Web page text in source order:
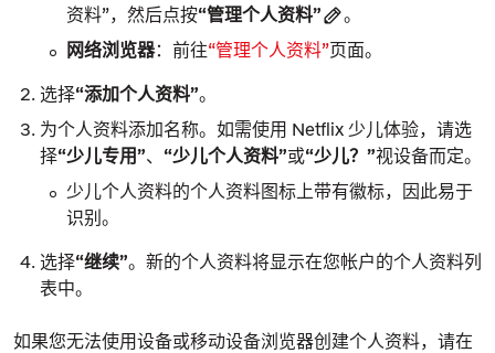
资料”，然后点按“管理个人资料”
。
网络浏览器：前往“管理个人资料”页面。
选择“添加个人资料”。
为个人资料添加名称。如需使用 Netflix 少儿体验，请选
择“少儿专用”、 “少儿个人资料”或“少儿？”视设备而定。
少儿个人资料的个人资料图标上带有徽标，因此易于
识别。
选择“继续”。新的个人资料将显示在您帐户的个人资料列
表中。
如果您无法使用设备或移动设备浏览器创建个人资料，请在